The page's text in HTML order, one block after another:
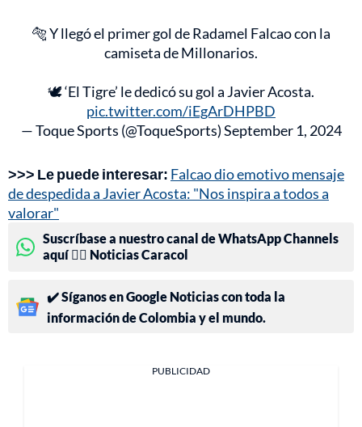
🐅 Y llegó el primer gol de Radamel Falcao con la
camiseta de Millonarios.
🕊️ ‘El Tigre’ le dedicó su gol a Javier Acosta.
pic.twitter.com/iEgArDHPBD
— Toque Sports (@ToqueSports)September 1, 2024
>>> Le puede interesar: Falcao dio emotivo mensaje
de despedida a Javier Acosta: "Nos inspira a todos a
valorar"
Suscríbase a nuestro canal de WhatsApp Channels
aquí 👉🏻 Noticias Caracol
✔️ Síganos en Google Noticias con toda la
información de Colombia y el mundo.
PUBLICIDAD